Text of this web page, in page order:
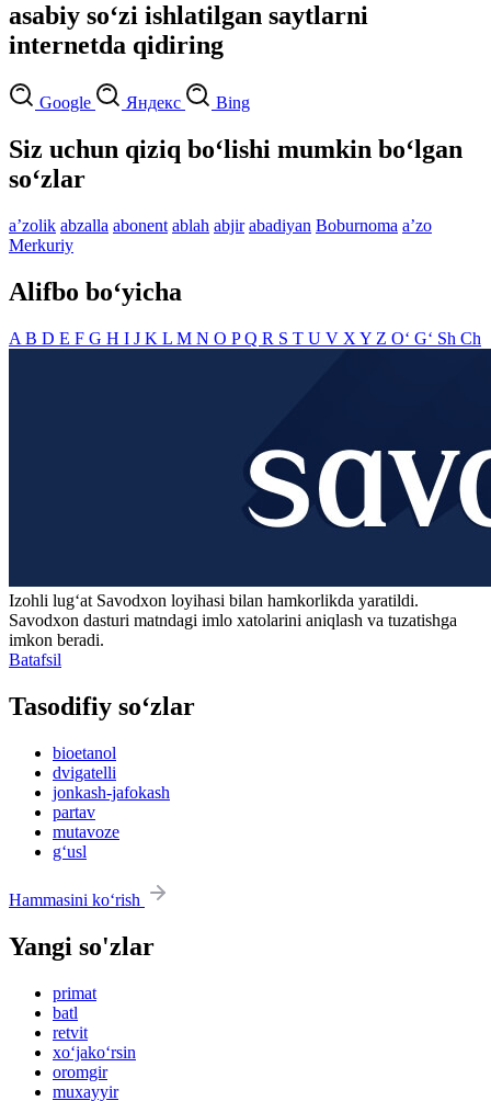
asabiy so‘zi ishlatilgan saytlarni
internetda qidiring
Google Яндекс Bing
Siz uchun qiziq bo‘lishi mumkin bo‘lgan
so‘zlar
aʼzolik abzalla abonent ablah abjir abadiyan Boburnoma aʼzo
Merkuriy
Alifbo bo‘yicha
A B D E F G H I J K L M N O PQ R S T U V X Y Z O‘ G‘ Sh Ch
Izohli lugʻat Savodxon loyihasi bilan hamkorlikda yaratildi.
Savodxon dasturi matndagi imlo xatolarini aniqlash va tuzatishga
imkon beradi.
Batafsil
Tasodifiy so‘zlar
bioetanol
dvigatelli
jonkash-jafokash
partav
mutavoze
g‘usl
Hammasini ko‘rish
Yangi so'zlar
primat
batl
retvit
xo‘jako‘rsin
oromgir
muxayyir